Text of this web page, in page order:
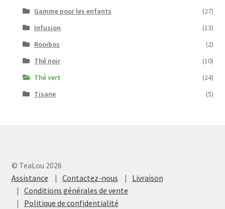
Gamme pour les enfants
(27)
Infusion
(13)
Rooibos
(2)
Thé noir
(10)
Thé vert
(24)
Tisane
(5)
© TeaLou 2026
Assistance
Contactez-nous
Livraison
Conditions générales de vente
Politique de confidentialité